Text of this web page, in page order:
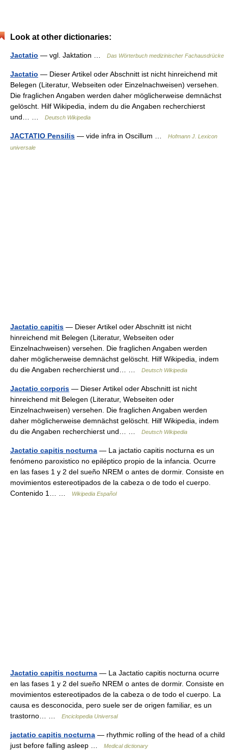
Look at other dictionaries:
Jactatio — vgl. Jaktation … Das Wörterbuch medizinischer Fachausdrücke
Jactatio — Dieser Artikel oder Abschnitt ist nicht hinreichend mit
Belegen (Literatur, Webseiten oder Einzelnachweisen) versehen.
Die fraglichen Angaben werden daher möglicherweise demnächst
gelöscht. Hilf Wikipedia, indem du die Angaben recherchierst
und… …
Deutsch Wikipedia
JACTATIO Pensilis — vide infra in Oscillum …
Hofmann J. Lexicon
universale
Jactatio capitis — Dieser Artikel oder Abschnitt ist nicht
hinreichend mit Belegen (Literatur, Webseiten oder
Einzelnachweisen) versehen. Die fraglichen Angaben werden
daher möglicherweise demnächst gelöscht. Hilf Wikipedia, indem
du die Angaben recherchierst und… …
Deutsch Wikipedia
Jactatio corporis — Dieser Artikel oder Abschnitt ist nicht
hinreichend mit Belegen (Literatur, Webseiten oder
Einzelnachweisen) versehen. Die fraglichen Angaben werden
daher möglicherweise demnächst gelöscht. Hilf Wikipedia, indem
du die Angaben recherchierst und… …
Deutsch Wikipedia
Jactatio capitis nocturna — La jactatio capitis nocturna es un
fenómeno paroxistico no epiléptico propio de la infancia. Ocurre
en las fases 1 y 2 del sueño NREM o antes de dormir. Consiste en
movimientos estereotipados de la cabeza o de todo el cuerpo.
Contenido 1… …
Wikipedia Español
Jactatio capitis nocturna — La Jactatio capitis nocturna ocurre
en las fases 1 y 2 del sueño NREM o antes de dormir. Consiste en
movimientos estereotipados de la cabeza o de todo el cuerpo. La
causa es desconocida, pero suele ser de origen familiar, es un
trastorno… …
Enciclopedia Universal
jactatio capitis nocturna — rhythmic rolling of the head of a child
just before falling asleep …
Medical dictionary